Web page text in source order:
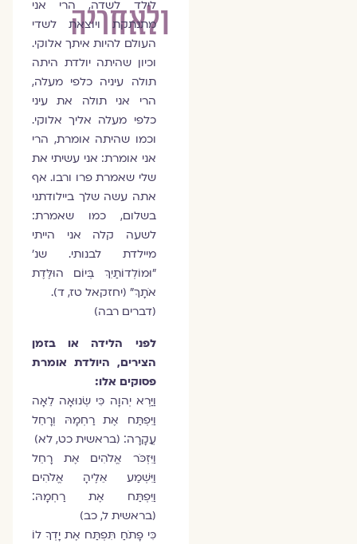
ולאחריה
לילד לשדה, הרי אני
מתנתקת ויוצאת לשדי
העולם להיות איתך אלוקי.
וכיון שהיתה יולדת היתה
תולה עיניה כלפי מעלה,
הרי אני תולה את עיני
כלפי מעלה אליך אלוקי.
וכמו שהיתה אומרת, הרי
אני אומרת: אני עשיתי את
שלי שאמרת פרו ורבו. אף
אתה עשה שלך ביילודתני
בשלום, כמו שאמרת:
לשעה קלה אני הייתי
מיילדת לבנותי. שנ'
"וּמוֹלְדוֹתַיִךְ בְּיוֹם הוּלֶּדֶת
אֹתָךְ" (יחזקאל טז, ד).
(דברים רבה)
לפני הלידה או בזמן
הצירים, היולדת אומרת
פסוקים אלו:
וַיַּרְא יְהוָה כִּי שְׂנוּאָה לֵאָה
וַיִּפְתַּח אֶת רַחְמָהּ וְרָחֵל
עֲקָרָה׃ (בראשית כט, לא)
וַיִּזְכֹּר אֱלֹהִים אֶת רָחֵל
וַיִּשְׁמַע אֵלֶיהָ אֱלֹהִים
וַיִּפְתַּח אֶת רַחְמָהּ׃
(בראשית ל, כב)
כִּי פָתֹחַ תִּפְתַּח אֶת יָדְךָ לוֹ